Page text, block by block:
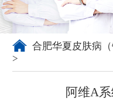
合肥华夏皮肤病
>
阿维A